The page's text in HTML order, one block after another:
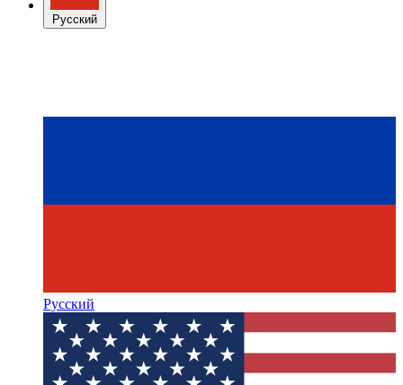
Русский
Русский